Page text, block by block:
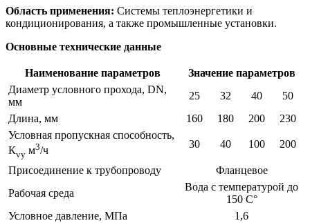
Область применения: Системы теплоэнергетики и
кондиционирования, а также промышленные установки.
Основные технические данные
Наименование параметров
Значение параметров
Диаметр условного прохода, DN,
мм
25 32 40
50
Длина, мм
160 180 200
230
Условная пропускная способность,
Кvy м3/ч
30 40 100 200
Присоединение к трубопроводу
Фланцевое
Рабочая среда
Вода с температурой до
150 С°
Условное давление, МПа
1,6